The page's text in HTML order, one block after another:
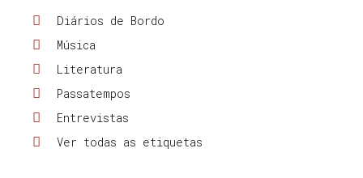
Diários de Bordo
Música
Literatura
Passatempos
Entrevistas
Ver todas as etiquetas